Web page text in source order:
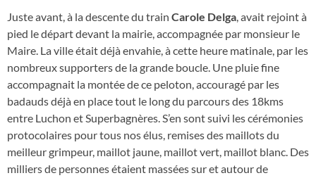
Juste avant, à la descente du train Carole Delga, avait rejoint à
pied le départ devant la mairie, accompagnée par monsieur le
Maire. La ville était déjà envahie, à cette heure matinale, par les
nombreux supporters de la grande boucle. Une pluie fine
accompagnait la montée de ce peloton, accouragé par les
badauds déjà en place tout le long du parcours des 18kms
entre Luchon et Superbagnères. S’en sont suivi les cérémonies
protocolaires pour tous nos élus, remises des maillots du
meilleur grimpeur, maillot jaune, maillot vert, maillot blanc. Des
milliers de personnes étaient massées sur et autour de